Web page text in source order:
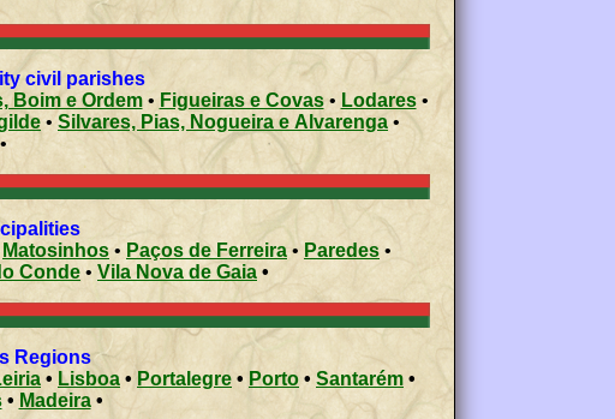
civil parishes
Boim e Ordem• Figueiras e Covas• Lodares•
•Silvares, Pias, Nogueira e Alvarenga •
Matosinhos • Paços de Ferreira• Paredes •
do Conde• Vila Nova de Gaia •
Regions
• Lisboa • Portalegre • Porto • Santarém •
• Madeira •